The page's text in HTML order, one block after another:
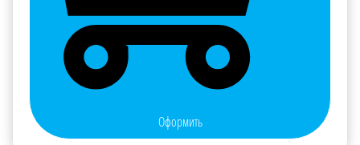
Оформить